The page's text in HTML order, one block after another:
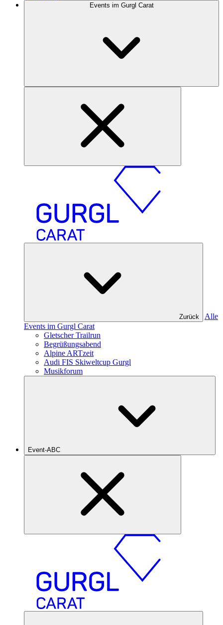
Events im Gurgl Carat
Zurück
Alle
Events im Gurgl Carat
Gletscher Trailrun
Begrüßungsabend
Alpine ARTzeit
Audi FIS Skiweltcup Gurgl
Musikforum
Event-ABC